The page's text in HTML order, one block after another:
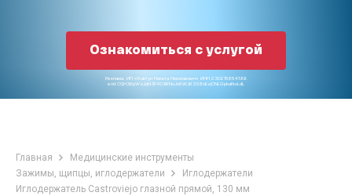
Ознакомиться с услугой
Реклама. ИП «Ковтун Никита Николаевич» ИНН 230215654199.
erid CQH36pWzJqN3F4D9iFNoJoKWJK3S8xEzjCNLGpkafkoLdL
Главная
Медицинские инструменты
Зажимы, щипцы, иглодержатели
Иглодержатели
Иглодержатель Castroviejo глазной прямой, 130 мм